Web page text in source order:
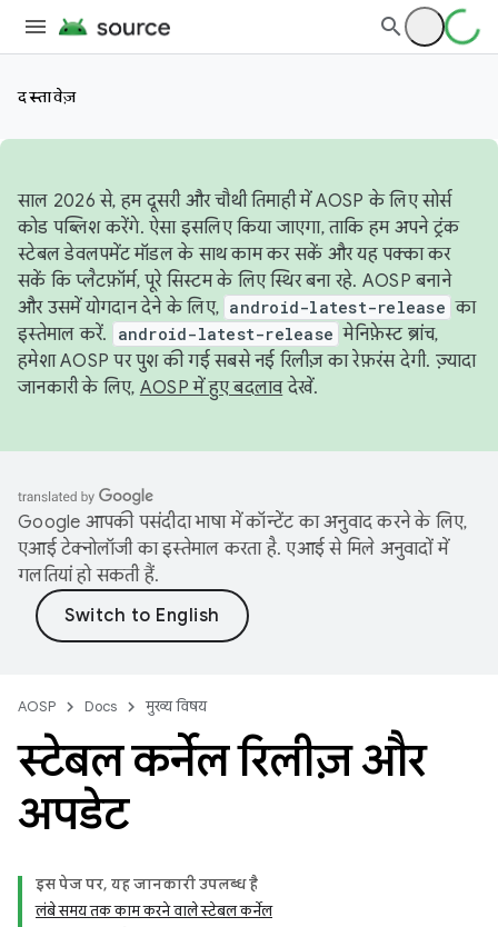
दस्तावेज़
साल 2026 से, हम दूसरी और चौथी तिमाही में AOSP के लिए सोर्स
कोड पब्लिश करेंगे. ऐसा इसलिए किया जाएगा, ताकि हम अपने ट्रंक
स्टेबल डेवलपमेंट मॉडल के साथ काम कर सकें और यह पक्का कर
सकें कि प्लैटफ़ॉर्म, पूरे सिस्टम के लिए स्थिर बना रहे. AOSP बनाने
और उसमें योगदान देने के लिए, android-latest-release का
इस्तेमाल करें.
android-latest-release मेनिफ़ेस्ट ब्रांच,
हमेशा AOSP पर पुश की गई सबसे नई रिलीज़ का रेफ़रंस देगी. ज़्यादा
जानकारी के लिए, AOSP में हुए बदलावदेखें.
Google आपकी पसंदीदा भाषा में कॉन्टेंट का अनुवाद करने के लिए,
एआई टेक्नोलॉजी का इस्तेमाल करता है. एआई से मिले अनुवादों में
गलतियां हो सकती हैं.
AOSP Docs मुख्य विषय
स्टेबल कर्नेल रिलीज़ और
अपडेट
इस पेज पर, यह जानकारी उपलब्ध है
लंबे समय तक काम करने वाले स्टेबल कर्नेल